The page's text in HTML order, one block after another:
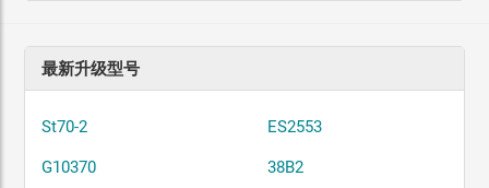
最新升级型号
St70-2 ES2553
G10370 38B2